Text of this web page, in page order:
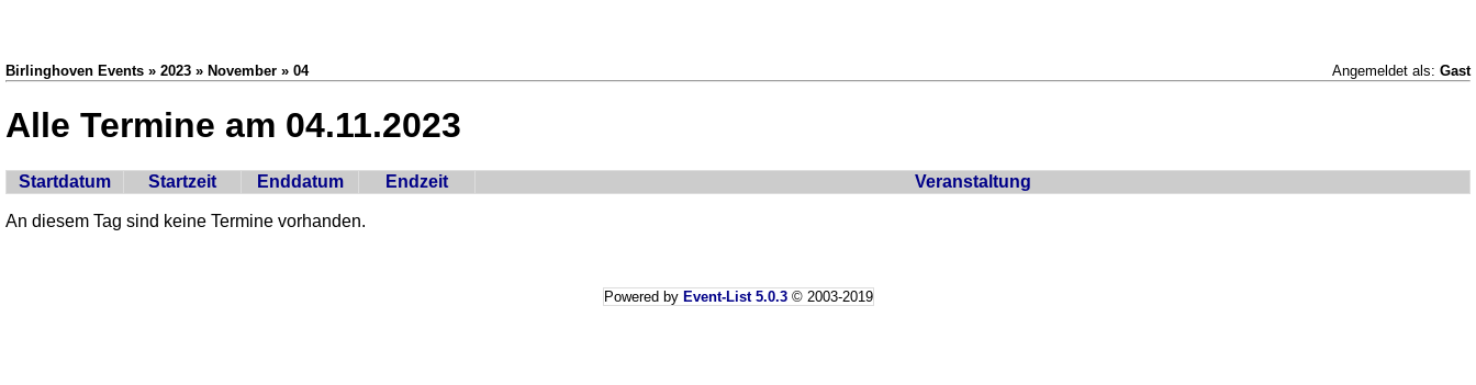
Birlinghoven Events » 2023 » November » 04 Angemeldet als: Gast
Alle Termine am 04.11.2023
Startdatum Startzeit Enddatum Endzeit Veranstaltung
An diesem Tag sind keine Termine vorhanden.
Powered by Event-List 5.0.3© 2003-2019